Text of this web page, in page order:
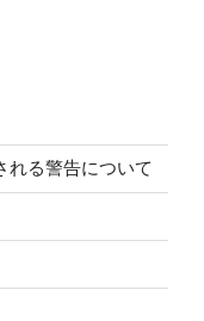
れる警告について